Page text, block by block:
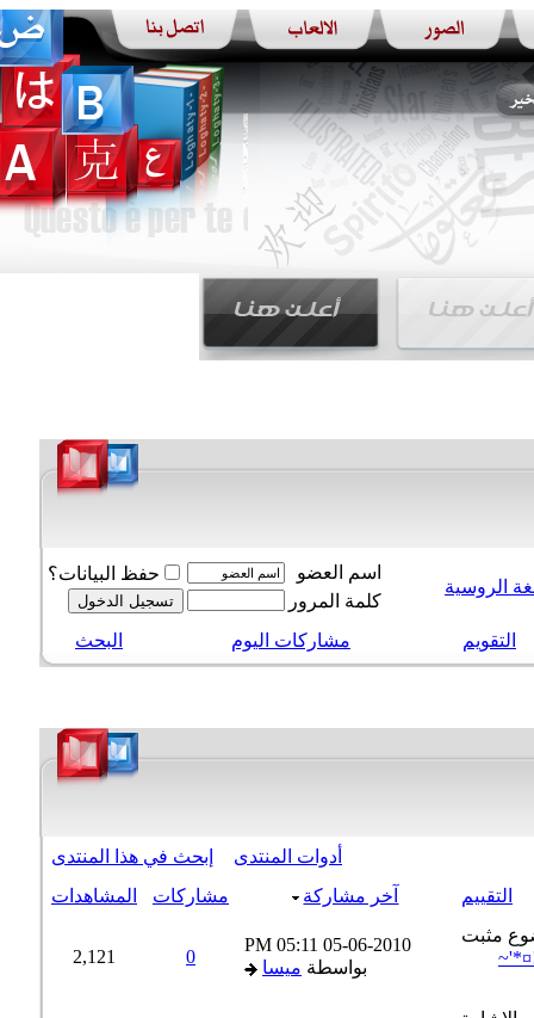
الروسية
اسم العضو
حفظ البيانات؟
كلمة المرور
التقويم
مشاركات اليوم البحث
أدوات المنتدى
إبحث في هذا المنتدى
التقييم
آخر مشاركة مشاركات المشاهدات
05-06-2010
05:11 PM
بواسطةميسا
2,121